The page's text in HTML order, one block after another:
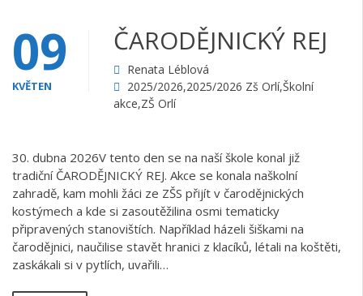
09
KVĚTEN
ČARODĚJNICKÝ REJ
Renata Léblová
2025/2026,2025/2026 Zš Orlí,Školní
akce,ZŠ Orlí
30. dubna 2026V tento den se na naší škole konal již
tradiční ČARODĚJNICKÝ REJ. Akce se konala naškolní
zahradě, kam mohli žáci ze ZŠS přijít v čarodějnických
kostýmech a kde si zasoutěžilina osmi tematicky
připravených stanovištích. Například házeli šiškami na
čarodějnici, naučilise stavět hranici z klacíků, létali na koštěti,
zaskákali si v pytlích, uvařili…